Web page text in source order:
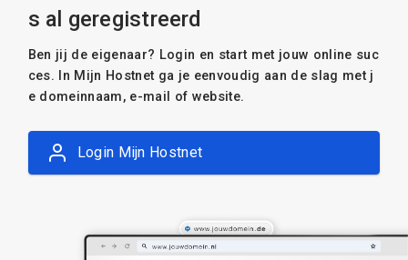
s al geregistreerd
Ben jij de eigenaar? Login en start met jouw online suc
ces. In Mijn Hostnet ga je eenvoudig aan de slag met j
e domeinnaam, e-mail of website.
Login Mijn Hostnet